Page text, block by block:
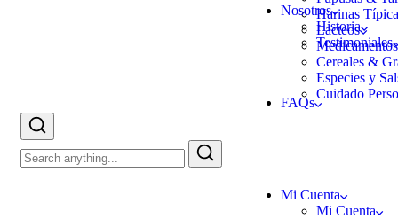
Harinas
Lacteos
Cereales &
Especies y
Cuidado
Nosotros
Historia
Testimoniales
FAQs
Mi Cuenta
Mi Cuenta